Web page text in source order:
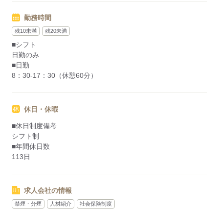
勤務時間
残10未満 残20未満
■シフト
日勤のみ
■日勤
8：30-17：30（休憩60分）
休日・休暇
■休日制度備考
シフト制
■年間休日数
113日
求人会社の情報
禁煙・分煙 人材紹介 社会保険制度